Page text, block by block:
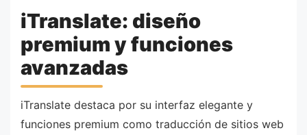
iTranslate: diseño
premium y funciones
avanzadas
iTranslate destaca por su interfaz elegante y
funciones premium como traducción de sitios web